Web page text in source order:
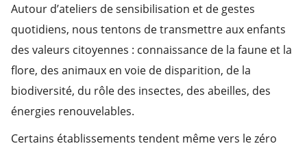
Autour d’ateliers de sensibilisation et de gestes
quotidiens, nous tentons de transmettre aux enfants
des valeurs citoyennes : connaissance de la faune et la
flore, des animaux en voie de disparition, de la
biodiversité, du rôle des insectes, des abeilles, des
énergies renouvelables.
Certains établissements tendent même vers le zéro